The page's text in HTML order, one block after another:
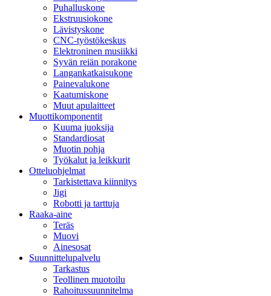
Puhalluskone
Ekstruusiokone
Lävistyskone
CNC-työstökeskus
Elektroninen musiikki
Syvän reiän porakone
Langankatkaisukone
Painevalukone
Kaatumiskone
Muut apulaitteet
Muottikomponentit
Kuuma juoksija
Standardiosat
Muotin pohja
Työkalut ja leikkurit
Otteluohjelmat
Tarkistettava kiinnitys
Jigi
Robotti ja tarttuja
Raaka-aine
Teräs
Muovi
Ainesosat
Suunnittelupalvelu
Tarkastus
Teollinen muotoilu
Rahoitussuunnitelma